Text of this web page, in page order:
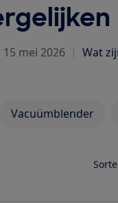
mei 2026 | Wat
Vacuümblender